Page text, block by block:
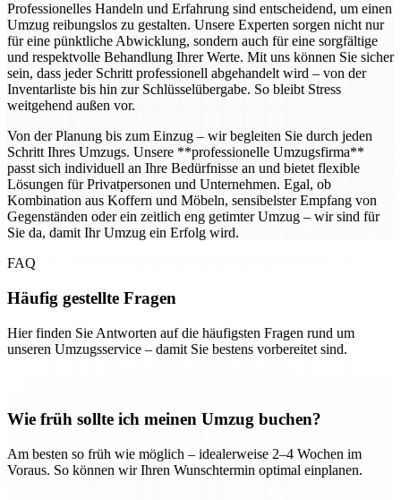
Professionelles Handeln und Erfahrung sind entscheidend, um einen
Umzug reibungslos zu gestalten. Unsere Experten sorgen nicht nur
für eine pünktliche Abwicklung, sondern auch für eine sorgfältige
und respektvolle Behandlung Ihrer Werte. Mit uns können Sie sicher
sein, dass jeder Schritt professionell abgehandelt wird – von der
Inventarliste bis hin zur Schlüsselübergabe. So bleibt Stress
weitgehend außen vor.
Von der Planung bis zum Einzug – wir begleiten Sie durch jeden
Schritt Ihres Umzugs. Unsere **professionelle Umzugsfirma**
passt sich individuell an Ihre Bedürfnisse an und bietet flexible
Lösungen für Privatpersonen und Unternehmen. Egal, ob
Kombination aus Koffern und Möbeln, sensibelster Empfang von
Gegenständen oder ein zeitlich eng getimter Umzug – wir sind für
Sie da, damit Ihr Umzug ein Erfolg wird.
FAQ
Häufig gestellte Fragen
Hier finden Sie Antworten auf die häufigsten Fragen rund um
unseren Umzugsservice – damit Sie bestens vorbereitet sind.
Wie früh sollte ich meinen Umzug buchen?
Am besten so früh wie möglich – idealerweise 2–4 Wochen im
Voraus. So können wir Ihren Wunschtermin optimal einplanen.